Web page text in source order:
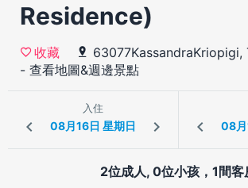
Residence)
收藏
63077KassandraKriopigi,
- 查看地圖&週邊景點
入住
2位成人, 0位小孩，1間客